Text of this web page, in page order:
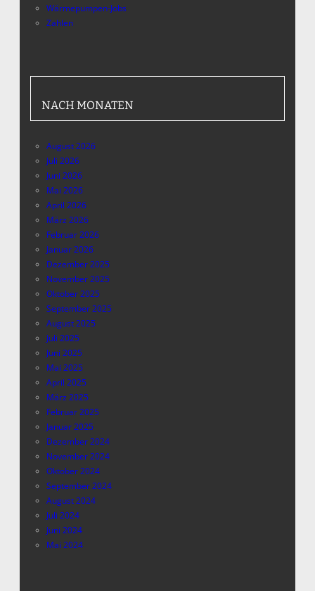
Wärmepumpen-Jobs
Zahlen
NACH MONATEN
August 2026
Juli 2026
Juni 2026
Mai 2026
April 2026
März 2026
Februar 2026
Januar 2026
Dezember 2025
November 2025
Oktober 2025
September 2025
August 2025
Juli 2025
Juni 2025
Mai 2025
April 2025
März 2025
Februar 2025
Januar 2025
Dezember 2024
November 2024
Oktober 2024
September 2024
August 2024
Juli 2024
Juni 2024
Mai 2024